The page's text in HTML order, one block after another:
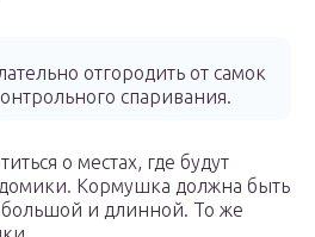
отгородить от самок
спаривания.
о местах, где будут
Кормушка должна быть
большой и длинной. То же